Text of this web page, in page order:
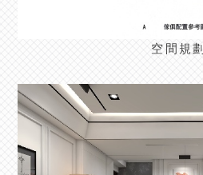
空間規劃
>